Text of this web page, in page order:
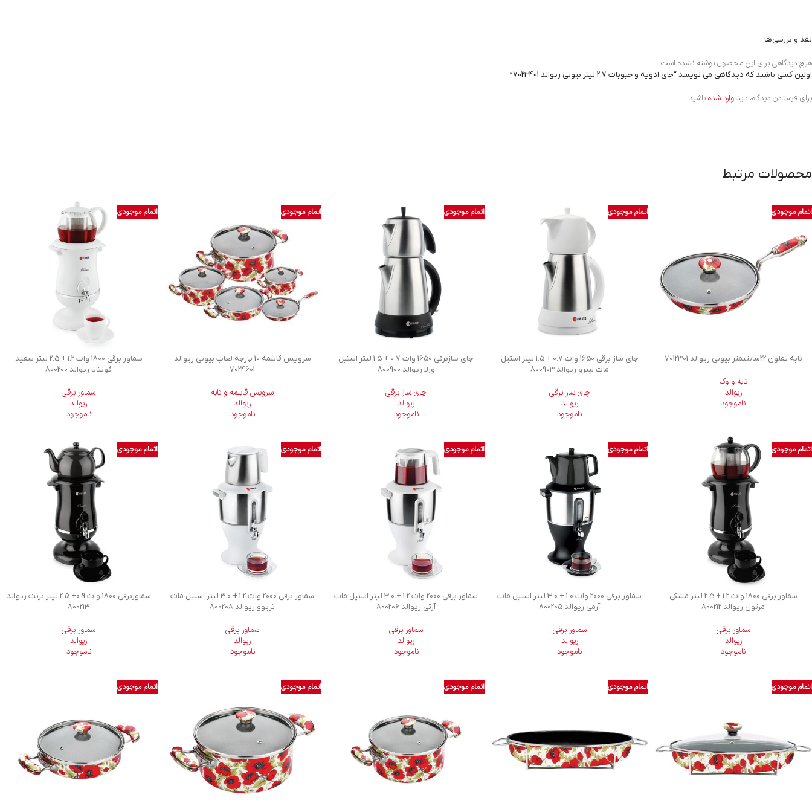
نقد و بررسی‌ها
هیچ دیدگاهی برای این محصول نوشته نشده است.
اولین کسی باشید که دیدگاهی می نویسد “جای ادویه و حبوبات 2.7 لیتر بیوتی ریوالد 7023401”
برای فرستادن دیدگاه، باید وارد شده باشید.
محصولات مرتبط
اتمام موجودی
تابه تفلون 22سانتیمتر بیوتی ریوالد 7012301
تابه و وک
ریوالد
ناموجود
اتمام موجودی
چای ساز برقی 1650 وات 0.7 + 1.5 لیتر استیل
مات ليبرو ریوالد 800903
چای ساز برقی
ریوالد
ناموجود
اتمام موجودی
چای سازبرقی 1650 وات 0.7 + 1.5 لیتر استیل
ورلا ریوالد 800900
چای ساز برقی
ریوالد
ناموجود
اتمام موجودی
سرویس قابلمه 10 پارچه لعاب بیوتی ریوالد
7024601
سرویس قابلمه و تابه
ریوالد
ناموجود
اتمام موجودی
سماور برقی 1800 وات 1.2 + 2.5 لیتر سفید
فونتانا ریوالد 800200
سماور برقی
ریوالد
ناموجود
اتمام موجودی
سماور برقی 1800 وات 1.2 + 2.5 لیتر مشکی
مرتون ریوالد 800212
سماور برقی
ریوالد
ناموجود
اتمام موجودی
سماور برقی 2000 وات 1.0 + 3.0 لیتر استیل مات
آرمی ریوالد 800205
سماور برقی
ریوالد
ناموجود
اتمام موجودی
سماور برقی 2000 وات 1.2 + 3.0 لیتر استیل مات
آرتی ریوالد 800206
سماور برقی
ریوالد
ناموجود
اتمام موجودی
سماور برقی 2000 وات 1.2 + 3.0 لیتر استیل مات
تریوو ریوالد 800208
سماور برقی
ریوالد
ناموجود
اتمام موجودی
سماوربرقی 1800 وات 0.9+ 2.5 لیتر برنت ریوالد
800213
سماور برقی
ریوالد
ناموجود
اتمام موجودی اتمام موجودی اتمام موجودی اتمام موجودی اتمام موجودی